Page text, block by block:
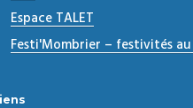
Espace TALET
Festi'Mombrier – festivités